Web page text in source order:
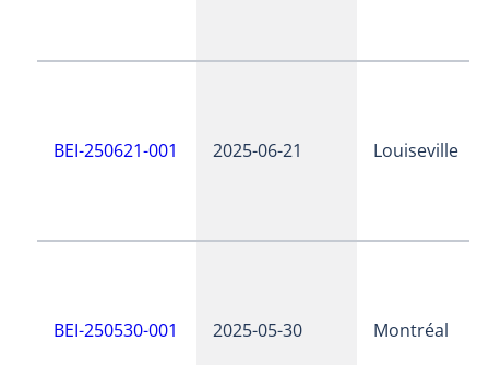
BEI-250621-001 2025-06-21 Louiseville
BEI-250530-001 2025-05-30 Montréal